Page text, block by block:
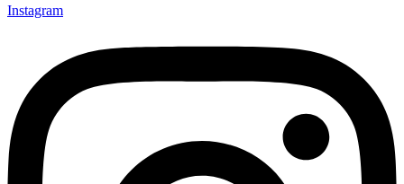
Instagram